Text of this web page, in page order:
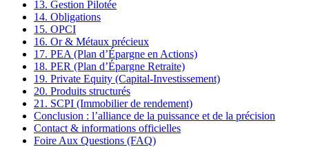
13. Gestion Pilotée
14. Obligations
15. OPCI
16. Or & Métaux précieux
17. PEA (Plan d’Épargne en Actions)
18. PER (Plan d’Épargne Retraite)
19. Private Equity (Capital-Investissement)
20. Produits structurés
21. SCPI (Immobilier de rendement)
Conclusion : l’alliance de la puissance et de la précision
Contact & informations officielles
Foire Aux Questions (FAQ)